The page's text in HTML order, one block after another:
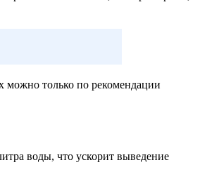
можно только по рекомендации
воды, что ускорит выведение